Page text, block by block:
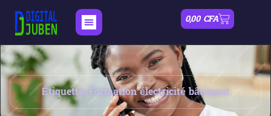
0,00 CFA
Étiquette: Formation électricité bâtiment